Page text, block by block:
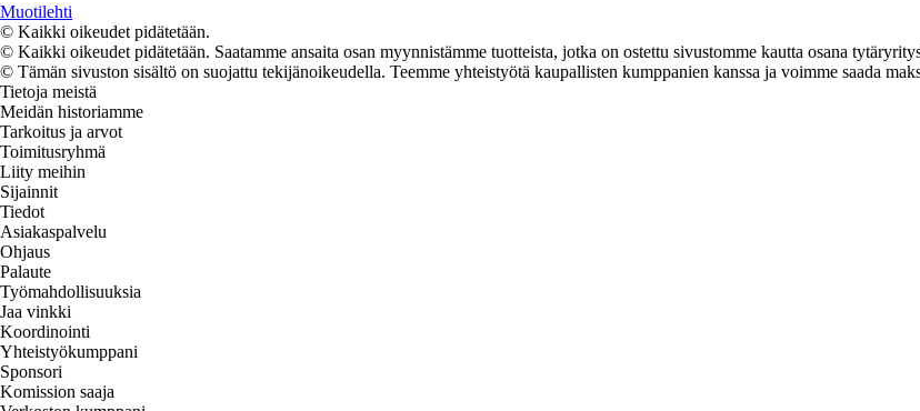
Muotilehti
© Kaikki oikeudet pidätetään.
© Kaikki oikeudet pidätetään. Saatamme ansaita osan myynnistämme tuotteista, jotka on ostettu sivustomme kautta osana
© Tämän sivuston sisältö on suojattu tekijänoikeudella. Teemme yhteistyötä kaupallisten kumppanien kanssa ja voimme saada
Tietoja meistä
Meidän historiamme
Tarkoitus ja arvot
Toimitusryhmä
Liity meihin
Sijainnit
Tiedot
Asiakaspalvelu
Ohjaus
Palaute
Työmahdollisuuksia
Jaa vinkki
Koordinointi
Yhteistyökumppani
Sponsori
Komission saaja